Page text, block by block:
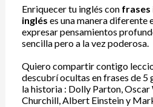
Enriquecer tu inglés con frases
inglés es una manera diferente
expresar pensamientos
sencilla pero a la vez poderosa.
Quiero compartir contigo
descubrí ocultas en frases de 5
la historia : Dolly Parton,
Churchill, Albert Einstein y